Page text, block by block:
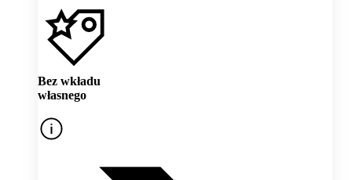
Bez wkładu
własnego